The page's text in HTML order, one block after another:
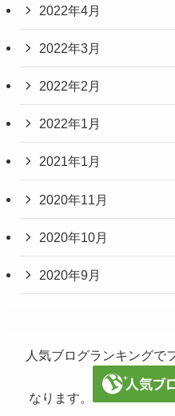
2022年4月
2022年3月
2022年2月
2022年1月
2021年1月
2020年11月
2020年10月
2020年9月
人気ブログランキングで
なります。